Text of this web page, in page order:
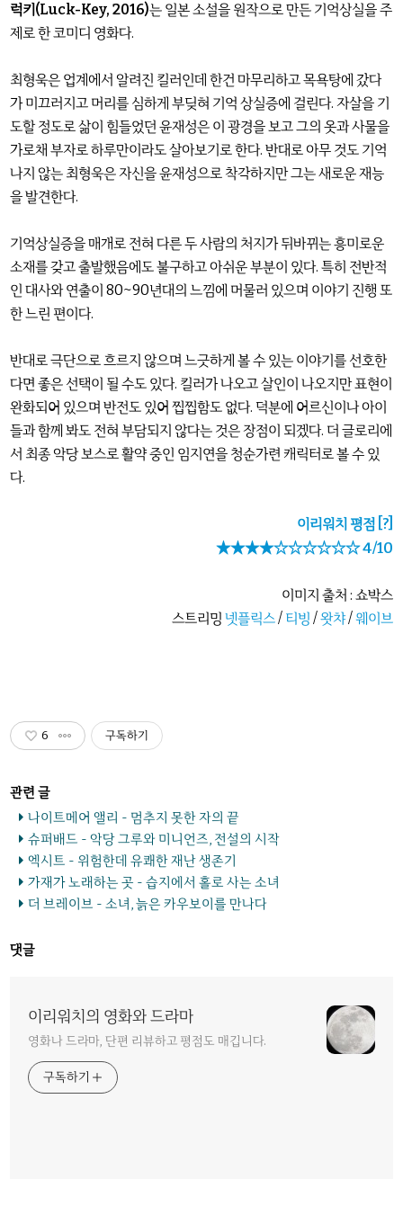
럭키(Luck-Key, 2016)는 일본 소설을 원작으로 만든 기억상실을 주
제로 한 코미디 영화다.
최형욱은 업계에서 알려진 킬러인데 한건 마무리하고 목욕탕에 갔다
가 미끄러지고 머리를 심하게 부딪혀 기억 상실증에 걸린다. 자살을 기
도할 정도로 삶이 힘들었던 윤재성은 이 광경을 보고 그의 옷과 사물을
가로채 부자로 하루만이라도 살아보기로 한다. 반대로 아무 것도 기억
나지 않는 최형욱은 자신을 윤재성으로 착각하지만 그는 새로운 재능
을 발견한다.
기억상실증을 매개로 전혀 다른 두 사람의 처지가 뒤바뀌는 흥미로운
소재를 갖고 출발했음에도 불구하고 아쉬운 부분이 있다. 특히 전반적
인 대사와 연출이 80~90년대의 느낌에 머물러 있으며 이야기 진행 또
한 느린 편이다.
반대로 극단으로 흐르지 않으며 느긋하게 볼 수 있는 이야기를 선호한
다면 좋은 선택이 될 수도 있다. 킬러가 나오고 살인이 나오지만 표현이
완화되어 있으며 반전도 있어 찝찝함도 없다. 덕분에 어르신이나 아이
들과 함께 봐도 전혀 부담되지 않다는 것은 장점이 되겠다. 더 글로리에
서 최종 악당 보스로 활약 중인 임지연을 청순가련 캐릭터로 볼 수 있
다.
이리워치 평점 [?]
★★★★☆☆☆☆☆☆ 4/10
이미지 출처 : 쇼박스
스트리밍 넷플릭스/ 티빙 /왓챠/웨이브
6 구독하기
나이트메어 앨리 - 멈추지 못한 자의 끝
슈퍼배드 - 악당 그루와 미니언즈, 전설의 시작
엑시트 - 위험한데 유쾌한 재난 생존기
가재가 노래하는 곳 - 습지에서 홀로 사는 소녀
더 브레이브 - 소녀, 늙은 카우보이를 만나다
댓글
이리워치의 영화와 드라마
영화나 드라마, 단편 리뷰하고 평점도 매깁니다.
구독하기